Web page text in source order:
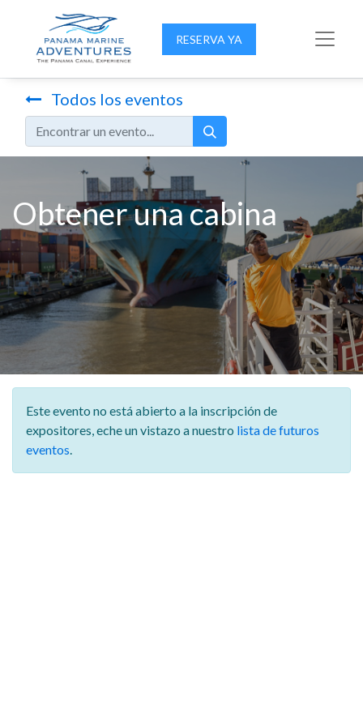
RESERVA YA
Todos los eventos
Obtener una cabina
Este evento no está abierto a la inscripción de
expositores,eche un vistazo a nuestro lista de futuros
eventos.